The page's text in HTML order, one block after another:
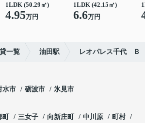
1LDK (50.29㎡)
4.95万円
1LDK (42.15㎡)
6.6万円
一覧 油田駅 レオパレス千代 Ｂ
水市 砺波市 氷見市
町 三女子 向新庄町 中川原
町村